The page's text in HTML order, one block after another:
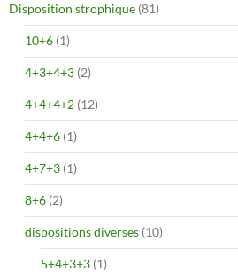
Disposition strophique (81)
10+6 (1)
4+3+4+3 (2)
4+4+4+2 (12)
4+4+6 (1)
4+7+3 (1)
8+6 (2)
dispositions diverses (10)
5+4+3+3 (1)